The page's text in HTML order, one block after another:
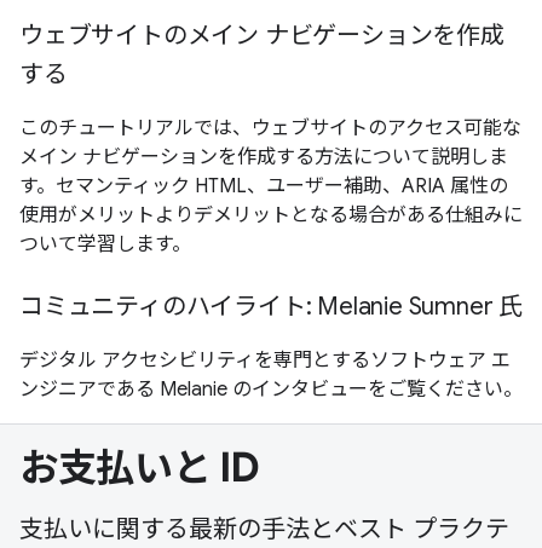
ウェブサイトのメイン ナビゲーションを作成
する
このチュートリアルでは、ウェブサイトのアクセス可能な
メイン ナビゲーションを作成する方法について説明しま
す。セマンティック HTML、ユーザー補助、ARIA 属性の
使用がメリットよりデメリットとなる場合がある仕組みに
ついて学習します。
コミュニティのハイライト: Melanie Sumner 氏
デジタル アクセシビリティを専門とするソフトウェア エ
ンジニアである Melanie のインタビューをご覧ください。
お支払いと ID
支払いに関する最新の手法とベスト プラクテ